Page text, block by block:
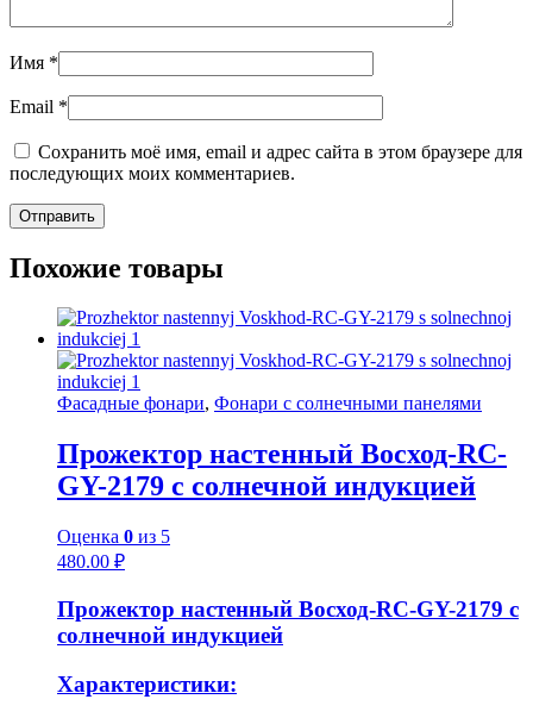
Имя *
Email *
Сохранить моё имя, email и адрес сайта в этом браузере для
последующих моих комментариев.
Похожие товары
Фасадные фонари, Фонари с солнечными панелями
Прожектор настенный Восход-RC-
GY-2179 с солнечной индукцией
Оценка 0 из 5
480.00 ₽
Прожектор настенный Восход-RC-GY-2179 с
солнечной индукцией
Характеристики: